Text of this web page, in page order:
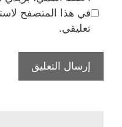
في هذا المتصفح
تعليقي.